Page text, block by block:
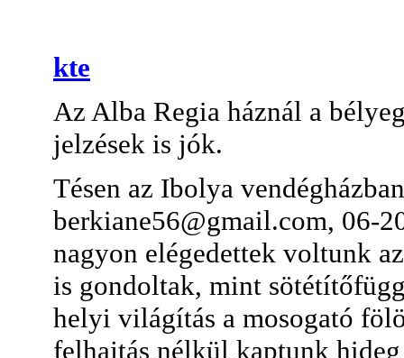
kte
Az Alba Regia háznál a
jelzések is jók.
Tésen az Ibolya
berkiane56@gmail.com, 06-
nagyon elégedettek voltunk
is gondoltak, mint
helyi világítás a mosogató
felhajtás nélkül kaptunk